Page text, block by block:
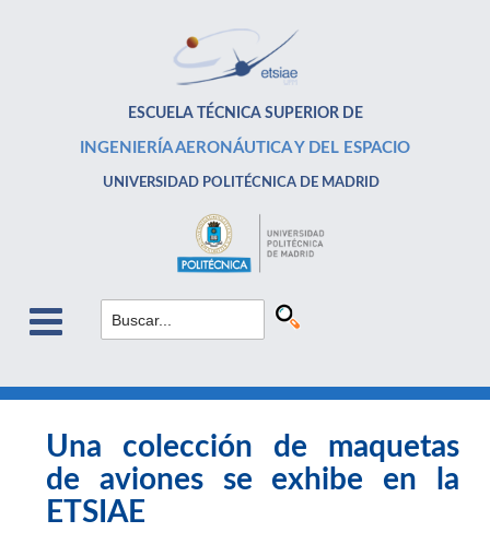
ESCUELA TÉCNICA SUPERIOR DE
INGENIERÍA AERONÁUTICA Y DEL ESPACIO
UNIVERSIDAD POLITÉCNICA DE MADRID
Una colección de maquetas
de aviones se exhibe en la
ETSIAE